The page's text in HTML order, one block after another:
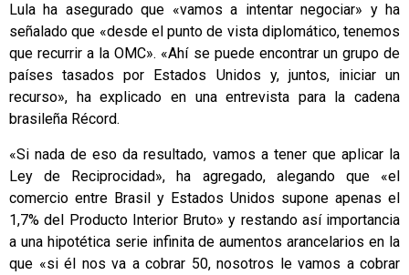
Lula ha asegurado que «vamos a intentar negociar» y ha
señalado que «desde el punto de vista diplomático, tenemos
que recurrir a la OMC». «Ahí se puede encontrar un grupo de
países tasados por Estados Unidos y, juntos, iniciar un
recurso», ha explicado en una entrevista para la cadena
brasileña Récord.
«Si nada de eso da resultado, vamos a tener que aplicar la
Ley de Reciprocidad», ha agregado, alegando que «el
comercio entre Brasil y Estados Unidos supone apenas el
1,7% del Producto Interior Bruto» y restando así importancia
a una hipotética serie infinita de aumentos arancelarios en la
que «si él nos va a cobrar 50, nosotros le vamos a cobrar